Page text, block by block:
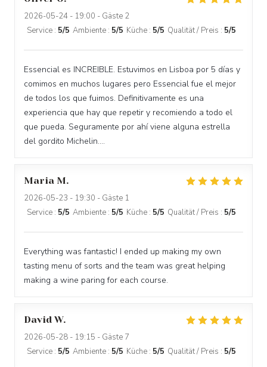
2026-05-24 - 19:00 - Gäste 2
Service : 5/5 Ambiente : 5/5 Küche : 5/5 Qualität / Preis : 5/5
Essencial es INCREIBLE. Estuvimos en Lisboa por 5 días y
comimos en muchos lugares pero Essencial fue el mejor
de todos los que fuimos. Definitivamente es una
experiencia que hay que repetir y recomiendo a todo el
que pueda. Seguramente por ahí viene alguna estrella
del gordito Michelin....
Maria M
2026-05-23 - 19:30 - Gäste 1
Service : 5/5 Ambiente : 5/5 Küche : 5/5 Qualität / Preis : 5/5
Everything was fantastic! I ended up making my own
tasting menu of sorts and the team was great helping
making a wine paring for each course.
David W
2026-05-28 - 19:15 - Gäste 7
Service : 5/5 Ambiente : 5/5 Küche : 5/5 Qualität / Preis : 5/5